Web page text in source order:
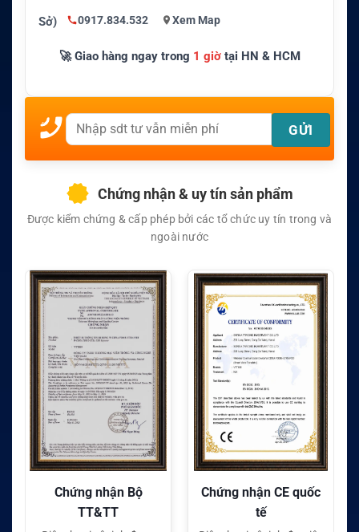
Sở) 0917.834.532 Xem Map
🚀 Giao hàng ngay trong 1 giờtại HN & HCM
Chứng nhận & uy tín sản phẩm
Được kiểm chứng & cấp phép bởi các tổ chức uy tín trong và
ngoài nước
Chứng nhận Bộ
TT&TT
Chứng nhận CE quốc